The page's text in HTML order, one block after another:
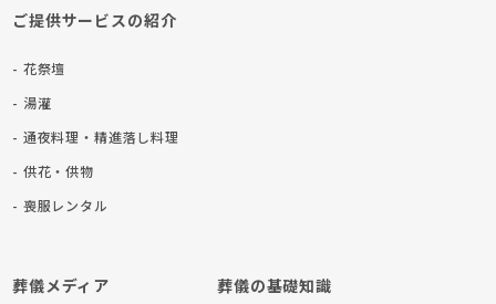
ご提供サービスの紹介
- 花祭壇
- 湯灌
- 通夜料理・精進落し料理
- 供花・供物
- 喪服レンタル
葬儀メディア 葬儀の基礎知識